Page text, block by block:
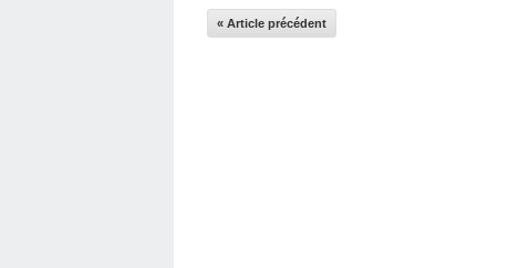
« Article précédent